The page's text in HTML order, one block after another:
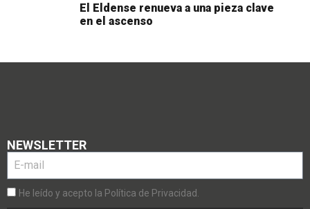
El Eldense renueva a una pieza clave
en el ascenso
NEWSLETTER
He leído y acepto la Política de Privacidad.